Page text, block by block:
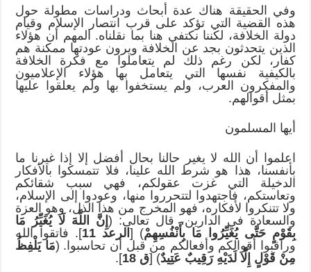
وفي الحقيقة هناك عدة أبحاث ودراسات مطولة حول
هذه القضية التي تؤكد على قرب انتصار الإسلام وقيام
دولة الخلافة، لكننا نكتفي هنا بما نقلناه. المهم أن هؤلاء
الذين يتحدثون بجد عن الخلافة ويرون عودتها ممكنة هم
كفار، لكن رغم ذلك لم يتعاملوا مع فكرة الخلافة
بالكيفية نفسها التي يتعامل بها هؤلاء الإعلاميون
والمفكرون العرب، ولم يستخفوا بها ولم يعلقوا عليها
بمثل أقوالهم.
أيها المسلمون
اعلموا أن الله لا يغير حالنا بحال أفضل إلا إذا غيرنا ما
بأنفسنا، هذا هو شرط الله علينا، فلا تتمسكوا بالأفكار
الدخيلة التي غزت عقولكم، فهي سبب شقائكم
وتعاستكم، فاجتهدوا لتتحرروا منها، وعودوا إلى الإسلام،
ولا تتنكروا لأفكاره، فهو المخرج من هذا الذل، وهو العزة
والسعادة في الدارين، قال تعالى: (إِنَّ اللَّهَ لَا يُغَيِّرُ مَا
بِقَوْمٍ حَتَّى يُغَيِّرُوا مَا بِأَنْفُسِهِمْ) [الرعد 11
]. فاتقوا الله
وراقبوا أقوالكم وأفعالكم من قبل أن تحاسبوا. (مَا يَلْفِظُ
مِنْ قَوْلٍ إِلَّا لَدَيْهِ رَقِيبٌ عَتِيدٌ) [ق 18 ].